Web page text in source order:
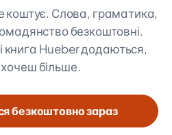
коштує. Слова, граматика,
безкоштовні.
книга Hueber додаються,
більше.
безкоштовно зараз